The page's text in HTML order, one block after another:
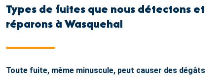
Types de fuites que nous détectons et
réparons à Wasquehal
Toute fuite, même minuscule, peut causer des dégâts